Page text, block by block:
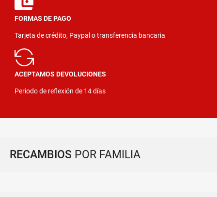
FORMAS DE PAGO
Tarjeta de crédito, Paypal o transferencia bancaria
ACEPTAMOS DEVOLUCIONES
Periodo de reflexión de 14 días
RECAMBIOS POR FAMILIA